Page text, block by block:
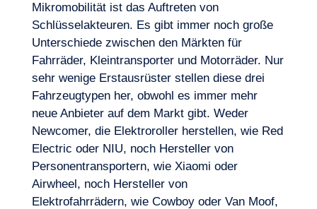
Mikromobilität ist das Auftreten von
Schlüsselakteuren. Es gibt immer noch große
Unterschiede zwischen den Märkten für
Fahrräder, Kleintransporter und Motorräder. Nur
sehr wenige Erstausrüster stellen diese drei
Fahrzeugtypen her, obwohl es immer mehr
neue Anbieter auf dem Markt gibt. Weder
Newcomer, die Elektroroller herstellen, wie Red
Electric oder NIU, noch Hersteller von
Personentransportern, wie Xiaomi oder
Airwheel, noch Hersteller von
Elektrofahrrädern, wie Cowboy oder Van Moof,